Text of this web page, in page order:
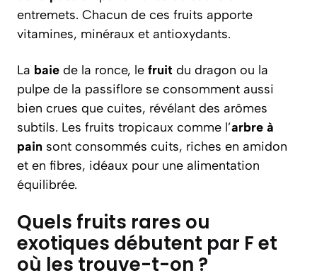
entremets. Chacun de ces fruits apporte
vitamines, minéraux et antioxydants.
La baie de la ronce, le fruit du dragon ou la
pulpe de la passiflore se consomment aussi
bien crues que cuites, révélant des arômes
subtils. Les fruits tropicaux comme l’arbre à
pain sont consommés cuits, riches en amidon
et en fibres, idéaux pour une alimentation
équilibrée.
Quels fruits rares ou
exotiques débutent par F et
où les trouve-t-on ?